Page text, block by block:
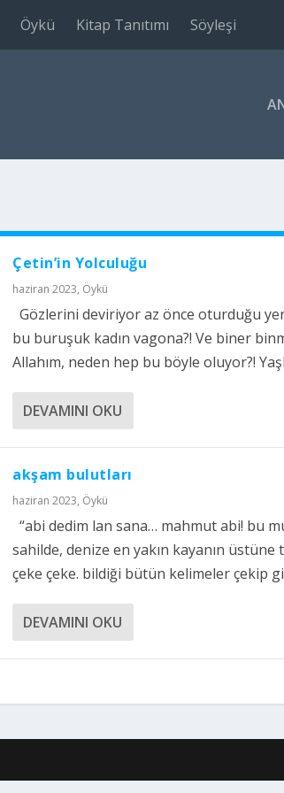
Öykü Kitap Tanıtımı Söyleşi
Çetin’in Yolculuğu
haziran 2023, Öykü
Gözlerini deviriyor az önce oturduğu
bu buruşuk kadın vagona?! Ve biner
Allahım, neden hep bu böyle oluyor?!
DEVAMINI OKU
akşam bulutları
haziran 2023, Öykü
“abi dedim lan sana… mahmut abi! bu
sahilde, denize en yakın kayanın
çeke çeke. bildiği bütün kelimeler çekip
DEVAMINI OKU